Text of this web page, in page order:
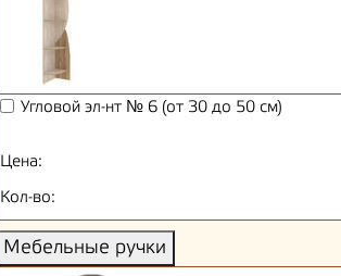
Угловой эл-нт № 6 (от 30 до 50 см)
Цена:
Кол-во:
Мебельные ручки